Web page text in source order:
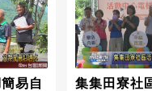
易自
集集田寮社